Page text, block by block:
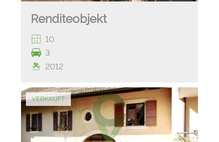
Renditeobjekt
10
3
2012
VERKAUFT